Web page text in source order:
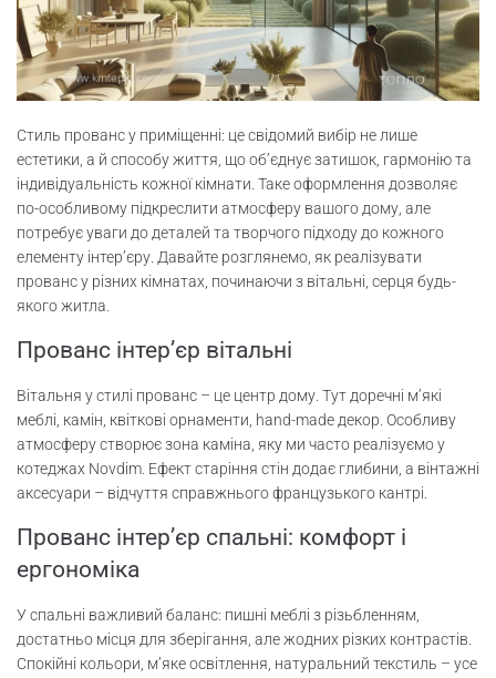
Стиль прованс у приміщенні: це свідомий вибір не лише
естетики, а й способу життя, що об’єднує затишок, гармонію та
індивідуальність кожної кімнати. Таке оформлення дозволяє
по-особливому підкреслити атмосферу вашого дому, але
потребує уваги до деталей та творчого підходу до кожного
елементу інтер’єру. Давайте розглянемо, як реалізувати
прованс у різних кімнатах, починаючи з вітальні, серця будь-
якого житла.
Прованс інтер’єр вітальні
Вітальня у стилі прованс – це центр дому. Тут доречні м’які
меблі, камін, квіткові орнаменти, hand-made декор. Особливу
атмосферу створює зона каміна, яку ми часто реалізуємо у
котеджах Novdim. Ефект старіння стін додає глибини, а вінтажні
аксесуари – відчуття справжнього французького кантрі.
Прованс інтер’єр спальні: комфорт і
ергономіка
У спальні важливий баланс: пишні меблі з різьбленням,
достатньо місця для зберігання, але жодних різких контрастів.
Спокійні кольори, м’яке освітлення, натуральний текстиль – усе